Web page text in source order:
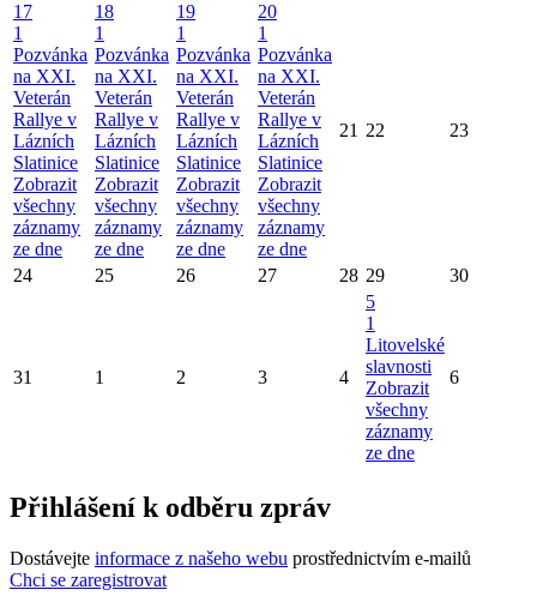
17
1
Pozvánka
na XXI.
Veterán
Rallye v
Lázních
Slatinice
Zobrazit
všechny
záznamy
ze dne
18
1
Pozvánka
na XXI.
Veterán
Rallye v
Lázních
Slatinice
Zobrazit
všechny
záznamy
ze dne
19
1
Pozvánka
na XXI.
Veterán
Rallye v
Lázních
Slatinice
Zobrazit
všechny
záznamy
ze dne
20
1
Pozvánka
na XXI.
Veterán
Rallye v
Lázních
Slatinice
Zobrazit
všechny
záznamy
ze dne
21 22 23
24 25 26 27 28 29 30
31 1 2 3 4
5
1
Litovelské
slavnosti
Zobrazit
všechny
záznamy
ze dne
6
Přihlášení k odběru zpráv
Dostávejte informace z našeho webu prostřednictvím e-mailů
Chci se zaregistrovat